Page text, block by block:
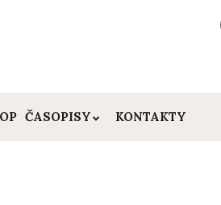
ČASOPISY KONTAKTY